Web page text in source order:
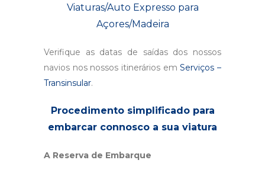
Viaturas/Auto Expresso para
Açores/Madeira
Verifique as datas de saídas dos nossos
navios nos nossos itinerários emServiços –
Transinsular.
Procedimento simplificado para
embarcar connosco a sua viatura
A Reserva de Embarque